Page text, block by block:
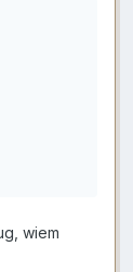
wiem